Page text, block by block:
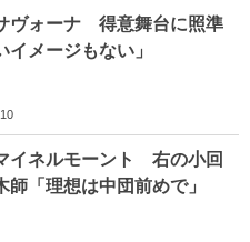
ヴォーナ 得意舞台に照準
イメージもない」
イネルモーント 右の小回
「理想は中団前めで」